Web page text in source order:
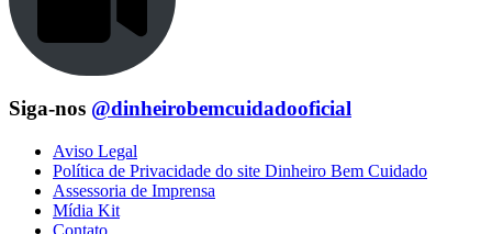
Siga-nos @dinheirobemcuidadooficial
Aviso Legal
Política de Privacidade do site Dinheiro Bem Cuidado
Assessoria de Imprensa
Mídia Kit
Contato